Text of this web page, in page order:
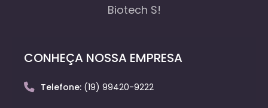
Biotech S!
CONHEÇA NOSSA EMPRESA
Telefone: (19) 99420-9222